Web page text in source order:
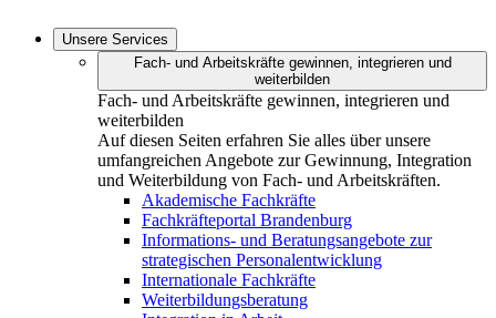
Unsere Services
Fach- und Arbeitskräfte gewinnen, integrieren und
weiterbilden
Fach- und Arbeitskräfte gewinnen, integrieren und
weiterbilden
Auf diesen Seiten erfahren Sie alles über unsere
umfangreichen Angebote zur Gewinnung, Integration
und Weiterbildung von Fach- und Arbeitskräften.
Akademische Fachkräfte
Fachkräfteportal Brandenburg
Informations- und Beratungsangebote zur
strategischen Personalentwicklung
Internationale Fachkräfte
Weiterbildungsberatung